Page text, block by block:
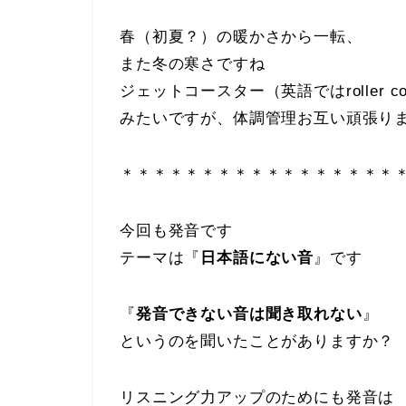
春（初夏？）の暖かさから一転、
また冬の寒さですね
ジェットコースター（英語ではroller
みたいですが、体調管理お互い頑張り
＊＊＊＊＊＊＊＊＊＊＊＊＊＊＊＊＊
今回も発音です
テーマは『 日本語にない音』です
『発音できない音は聞き取れない』
というのを聞いたことがありますか？
リスニング力アップのためにも発音は